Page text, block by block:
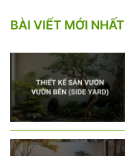
BÀI VIẾT MỚI NHẤT